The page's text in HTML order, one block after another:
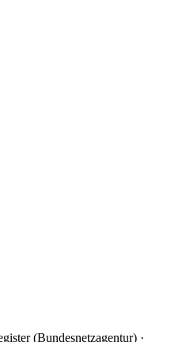
(Bundesnetzagentur) ·